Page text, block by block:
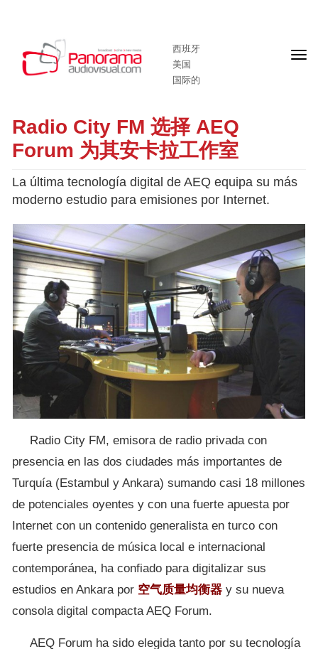
西班牙
美国
国际的
头
Radio City FM 选择 AEQ
Forum 为其安卡拉工作室
La última tecnología digital de AEQ equipa su más
moderno estudio para emisiones por Internet.
Radio City FM, emisora de radio privada con
presencia en las dos ciudades más importantes de
Turquía (Estambul y Ankara) sumando casi 18 millones
de potenciales oyentes y con una fuerte apuesta por
Internet con un contenido generalista en turco con
fuerte presencia de música local e internacional
contemporánea, ha confiado para digitalizar sus
estudios en Ankara por 空气质量均衡器 y su nueva
consola digital compacta AEQ Forum.
AEQ Forum ha sido elegida tanto por su tecnología